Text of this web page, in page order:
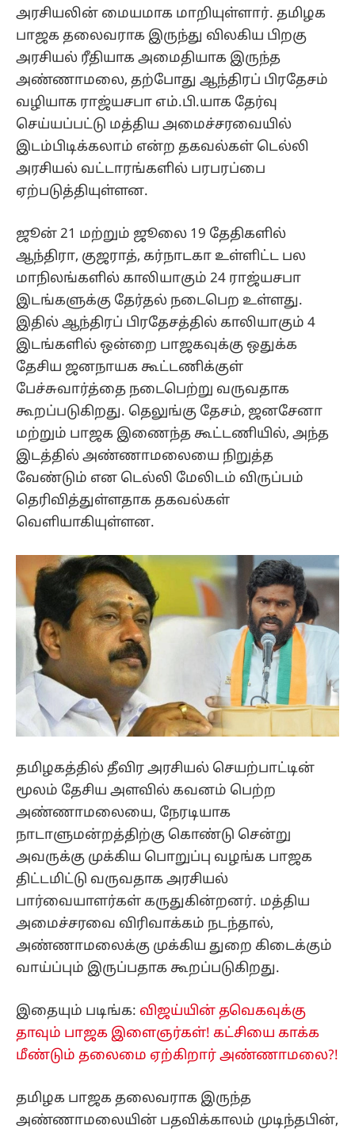
அரசியலின் மையமாக மாறியுள்ளார். தமிழக
பாஜக தலைவராக இருந்து விலகிய பிறகு
அரசியல் ரீதியாக அமைதியாக இருந்த
அண்ணாமலை, தற்போது ஆந்திரப் பிரதேசம்
வழியாக ராஜ்யசபா எம்.பி.யாக தேர்வு
செய்யப்பட்டு மத்திய அமைச்சரவையில்
இடம்பிடிக்கலாம் என்ற தகவல்கள் டெல்லி
அரசியல் வட்டாரங்களில் பரபரப்பை
ஏற்படுத்தியுள்ளன.
ஜூன் 21 மற்றும் ஜூலை 19 தேதிகளில்
ஆந்திரா, குஜராத், கர்நாடகா உள்ளிட்ட பல
மாநிலங்களில் காலியாகும் 24 ராஜ்யசபா
இடங்களுக்கு தேர்தல் நடைபெற உள்ளது.
இதில் ஆந்திரப் பிரதேசத்தில் காலியாகும் 4
இடங்களில் ஒன்றை பாஜகவுக்கு ஒதுக்க
தேசிய ஜனநாயக கூட்டணிக்குள்
பேச்சுவார்த்தை நடைபெற்று வருவதாக
கூறப்படுகிறது. தெலுங்கு தேசம், ஜனசேனா
மற்றும் பாஜக இணைந்த கூட்டணியில், அந்த
இடத்தில் அண்ணாமலையை நிறுத்த
வேண்டும் என டெல்லி மேலிடம் விருப்பம்
தெரிவித்துள்ளதாக தகவல்கள்
வெளியாகியுள்ளன.
தமிழகத்தில் தீவிர அரசியல் செயற்பாட்டின்
மூலம் தேசிய அளவில் கவனம் பெற்ற
அண்ணாமலையை, நேரடியாக
நாடாளுமன்றத்திற்கு கொண்டு சென்று
அவருக்கு முக்கிய பொறுப்பு வழங்க பாஜக
திட்டமிட்டு வருவதாக அரசியல்
பார்வையாளர்கள் கருதுகின்றனர். மத்திய
அமைச்சரவை விரிவாக்கம் நடந்தால்,
அண்ணாமலைக்கு முக்கிய துறை கிடைக்கும்
வாய்ப்பும் இருப்பதாக கூறப்படுகிறது.
இதையும் படிங்க: விஜய்யின் தவெகவுக்கு
தாவும் பாஜக இளைஞர்கள்! கட்சியை காக்க
மீண்டும் தலைமை ஏற்கிறார் அண்ணாமலை?!
தமிழக பாஜக தலைவராக இருந்த
அண்ணாமலையின் பதவிக்காலம் முடிந்தபின்,